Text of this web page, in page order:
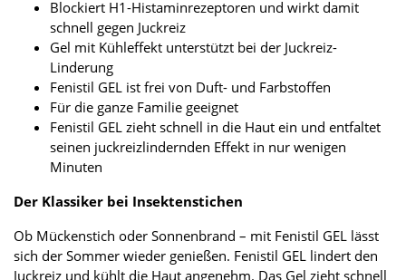
Blockiert H1-Histaminrezeptoren und wirkt damit
schnell gegen Juckreiz
Gel mit Kühleffekt unterstützt bei der Juckreiz-
Linderung
Fenistil GEL ist frei von Duft- und Farbstoffen
Für die ganze Familie geeignet
Fenistil GEL zieht schnell in die Haut ein und entfaltet
seinen juckreizlindernden Effekt in nur wenigen
Minuten
Der Klassiker bei Insektenstichen
Ob Mückenstich oder Sonnenbrand – mit Fenistil GEL lässt
sich der Sommer wieder genießen. Fenistil GEL lindert den
Juckreiz und kühlt die Haut angenehm. Das Gel zieht schnell